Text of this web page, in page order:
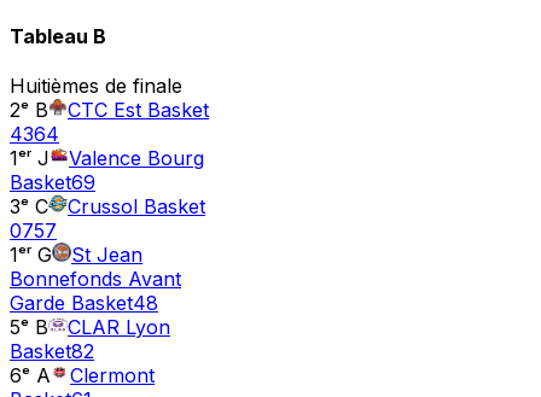
Tableau B
Huitièmes de finale
2ᵉ B
CTC Est Basket
4364
1ᵉʳ J
Valence Bourg
Basket69
3ᵉ C
Crussol Basket
0757
1ᵉʳ G
St Jean
Bonnefonds Avant
Garde Basket48
5ᵉ B
CLAR Lyon
Basket82
6ᵉ A
Clermont